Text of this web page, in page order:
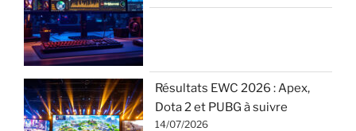
Résultats EWC 2026 : Apex,
Dota 2 et PUBG à suivre
14/07/2026